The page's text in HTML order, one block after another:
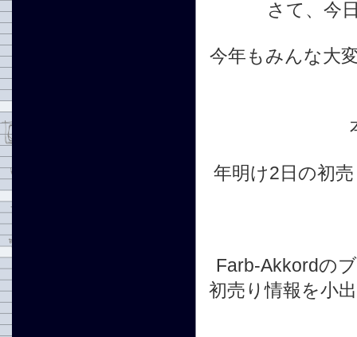
さて、今
今年もみんな大
年明け2日の初
Farb-Akkordの
初売り情報を小